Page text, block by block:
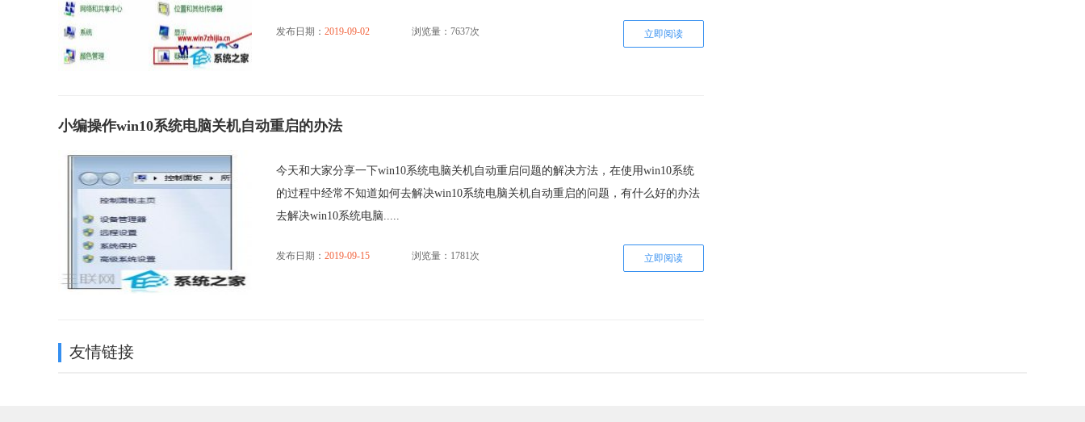
发布日期： 2019-09-02 浏览量：7637次 立即阅读
小编操作win10系统电脑关机自动重启的办法
今天和大家分享一下win10系统电脑关机自动重启问题的解决方法，在使用win10系统
的过程中经常不知道如何去解决win10系统电脑关机自动重启的问题，有什么好的办法
去解决win10系统电脑.....
发布日期： 2019-09-15 浏览量：1781次 立即阅读
友情链接